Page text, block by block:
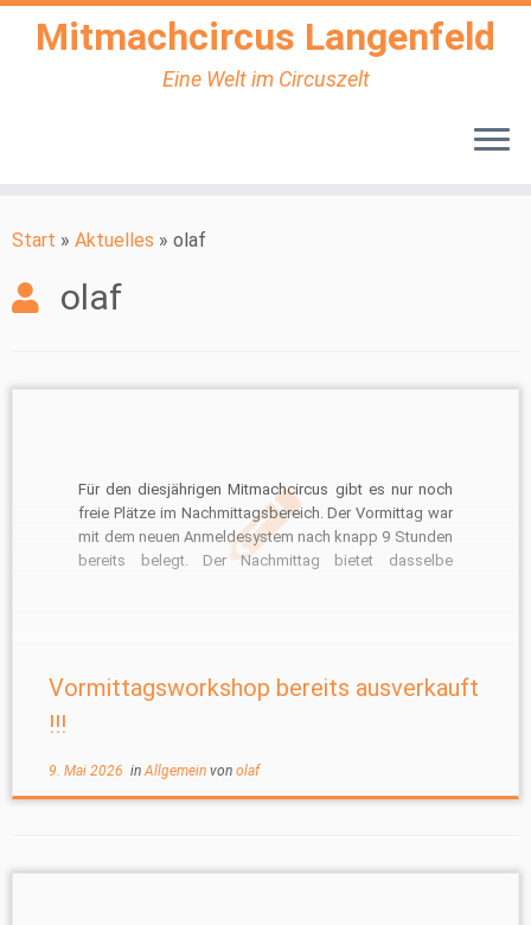
Inhalt
Mitmachcircus Langenfeld
Eine Welt im Circuszelt
Start » Aktuelles » olaf
olaf
Für den diesjährigen Mitmachcircus gibt es nur noch
freie Plätze im Nachmittagsbereich. Der Vormittag war
mit dem neuen Anmeldesystem nach knapp 9 Stunden
bereits belegt. Der Nachmittag bietet dasselbe
Vormittagsworkshop bereits ausverkauft
!!!
9. Mai 2026 inAllgemein von olaf